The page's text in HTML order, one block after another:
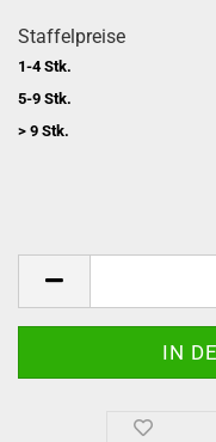
Staffelpreise
1-4 Stk.
5-9 Stk.
> 9 Stk.